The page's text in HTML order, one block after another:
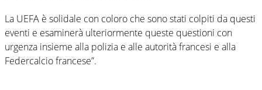
La UEFA è solidale con coloro che sono stati colpiti da questi
eventi e esaminerà ulteriormente queste questioni con
urgenza insieme alla polizia e alle autorità francesi e alla
Federcalcio francese”.